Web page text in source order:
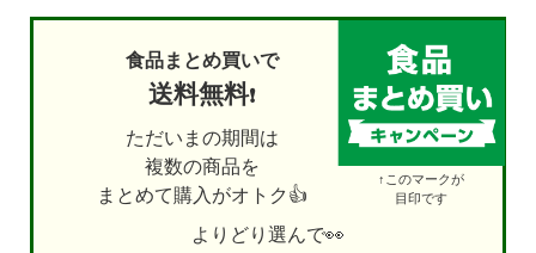
↑このマークが
目印です
食品まとめ買いで
送料無料❗
ただいまの期間は
複数の商品を
まとめて購入がオトク👍
よりどり選んで👀